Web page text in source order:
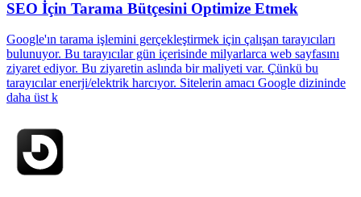
SEO İçin Tarama Bütçesini Optimize Etmek
Google'ın tarama işlemini gerçekleştirmek için çalışan tarayıcıları
bulunuyor. Bu tarayıcılar gün içerisinde milyarlarca web sayfasını
ziyaret ediyor. Bu ziyaretin aslında bir maliyeti var. Çünkü bu
tarayıcılar enerji/elektrik harcıyor. Sitelerin amacı Google dizininde
daha üst k